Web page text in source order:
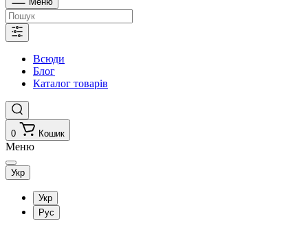
Всюди
Блог
Каталог товарів
0 Кошик
Меню
Укр
Укр
Рус